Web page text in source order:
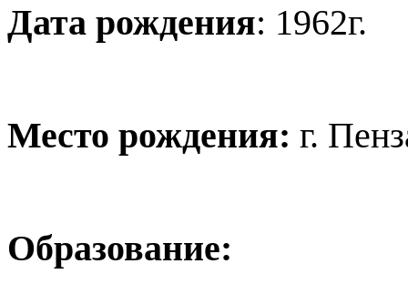
Дата рождения: 1962г.
Место рождения: г.
Образование: